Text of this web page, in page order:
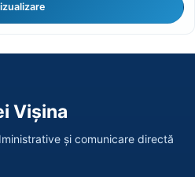
Vișina
și comunicare directă